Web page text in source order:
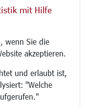
mit Hilfe
wenn Sie die
akzeptieren.
und erlaubt ist,
"Welche